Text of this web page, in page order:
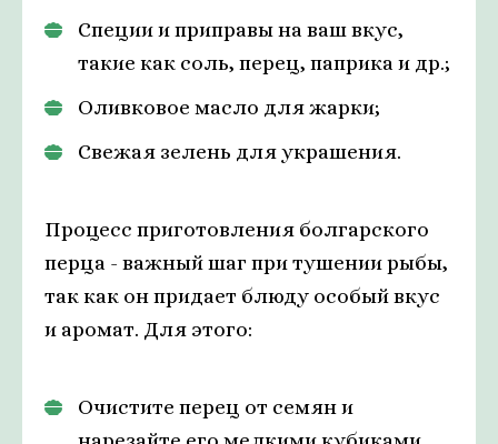
Специи и приправы на ваш вкус,
такие как соль, перец, паприка и др.;
Оливковое масло для жарки;
Свежая зелень для украшения.
Процесс приготовления болгарского
перца - важный шаг при тушении рыбы,
так как он придает блюду особый вкус
и аромат. Для этого:
Очистите перец от семян и